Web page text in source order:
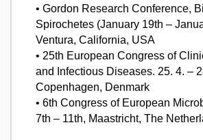
• Gordon Research Conference,
Spirochetes (January 19th –
Ventura, California, USA
• 25th European Congress of
and Infectious Diseases. 25. 4. –
Copenhagen, Denmark
• 6th Congress of European
7th – 11th, Maastricht, The